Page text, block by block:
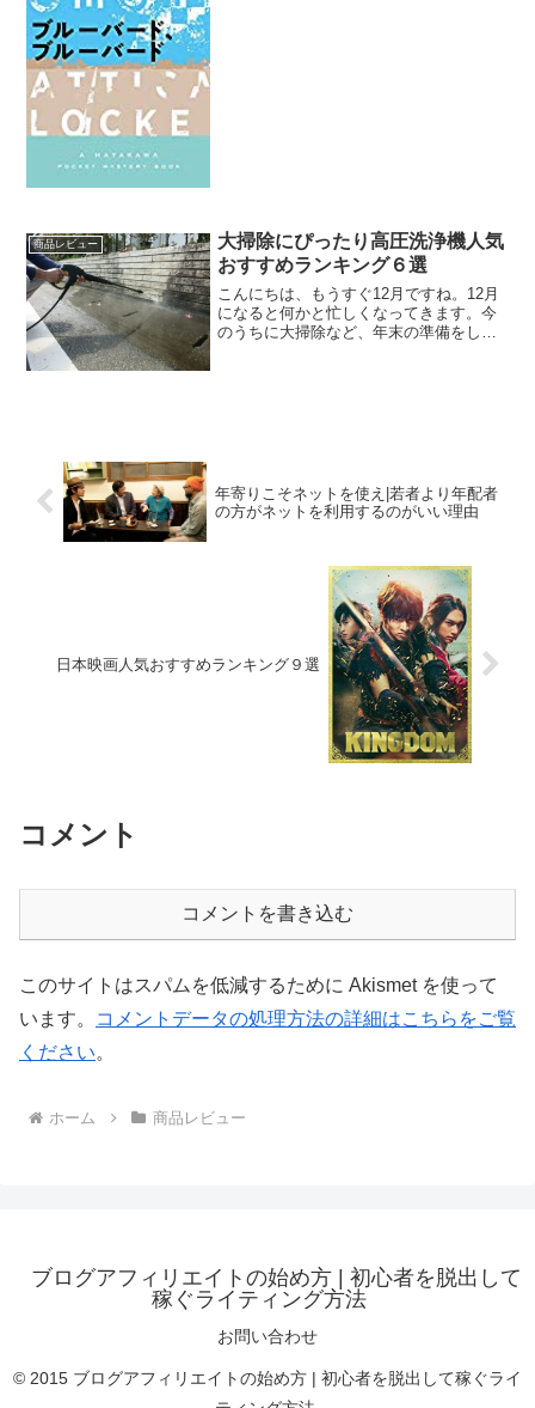
商品レビュー
大掃除にぴったり高圧洗浄機人気
おすすめランキング６選
こんにちは、もうすぐ12月ですね。12月
になると何かと忙しくなってきます。今
のうちに大掃除など、年末の準備をして
年寄りこそネットを使え|若者より年配者
の方がネットを利用するのがいい理由
日本映画人気おすすめランキング９選
コメント
コメントを書き込む
このサイトはスパムを低減するために Akismet を使って
います。
コメントデータの処理方法の詳細はこちらをご覧
ください。
ホーム 商品レビュー
ブログアフィリエイトの始め方 | 初心者を脱出して
稼ぐライティング方法
お問い合わせ
© 2015 ブログアフィリエイトの始め方 | 初心者を脱出して稼ぐライ